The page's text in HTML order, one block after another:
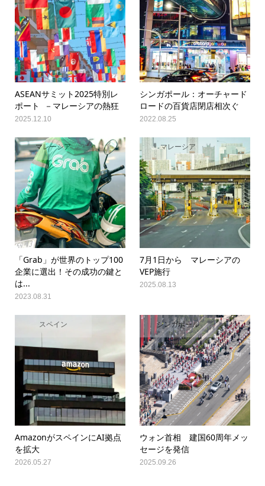
ASEANサミット2025特別レ
ポート －マレーシアの熱狂
2025.12.10
シンガポール：オーチャード
ロードの百貨店閉店相次ぐ
2022.08.25
マレーシア
「Grab」が世界のトップ100
企業に選出！その成功の鍵と
は...
2023.08.31
マレーシア
7月1日から マレーシアの
VEP施行
2025.08.13
スペイン
AmazonがスペインにAI拠点
を拡大
2026.05.27
シンガポール
ウォン首相 建国60周年メッ
セージを発信
2025.09.26